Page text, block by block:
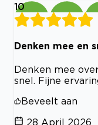
10
Denken mee en
Denken mee
snel. Fijne
Beveelt aan
28 April 2026